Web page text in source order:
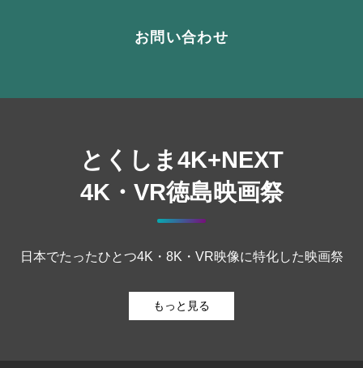
お問い合わせ
とくしま4K+NEXT
4K・VR徳島映画祭
日本でたったひとつ4K・8K・VR映像に特化した映画祭
もっと見る